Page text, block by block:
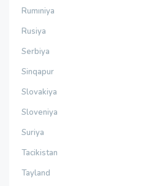
Rumıniya
Rusiya
Serbiya
Sinqapur
Slovakiya
Sloveniya
Suriya
Tacikistan
Tayland